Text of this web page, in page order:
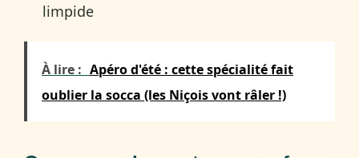
limpide
À lire : Apéro d'été : cette spécialité fait
oublier la socca (les Niçois vont râler !)